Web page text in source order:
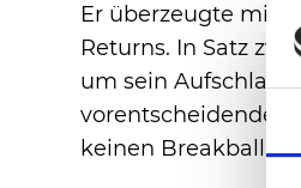
Er überzeugte mit
Returns. In Satz
um sein
vorentscheidenden
keinen Breakball